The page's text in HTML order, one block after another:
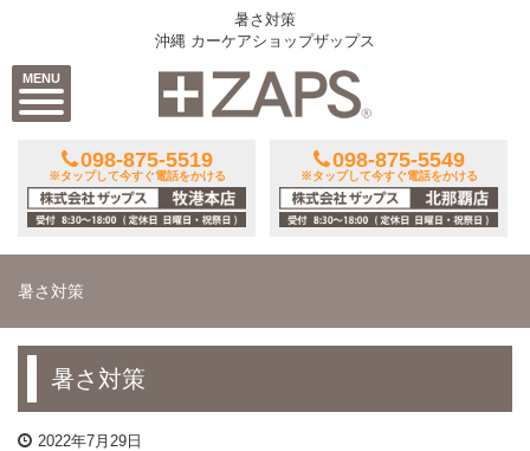
MENU
暑さ対策
沖縄 カーケアショップザップス
098-875-5519
※タップして今すぐ電話をかける
098-875-5549
※タップして今すぐ電話をかける
暑さ対策
暑さ対策
2022年7月29日